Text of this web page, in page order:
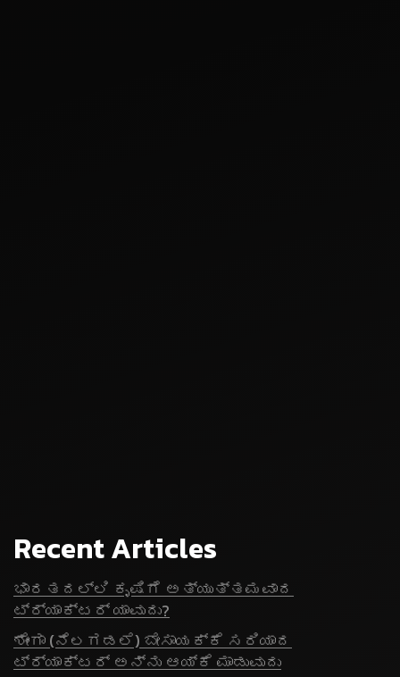
Recent Articles
ಭಾರತದಲ್ಲಿ ಕೃಷಿಗೆ ಅತ್ಯುತ್ತಮವಾದ
ಟ್ರ್ಯಾಕ್ಟರ್ ಯಾವುದು?
ಶೇಂಗಾ (ನೆಲಗಡಲೆ) ಬೇಸಾಯಕ್ಕೆ ಸರಿಯಾದ
ಟ್ರ್ಯಾಕ್ಟರ್ ಅನ್ನು ಆಯ್ಕೆ ಮಾಡುವುದು